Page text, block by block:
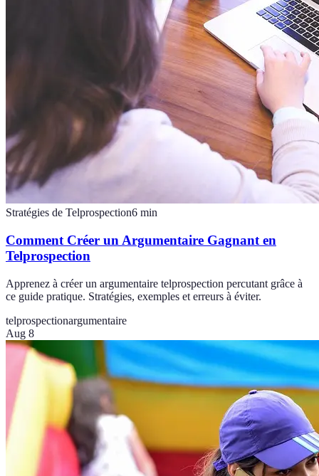
Stratégies de Telprospection6 min
Comment Créer un Argumentaire Gagnant en
Telprospection
Apprenez à créer un argumentaire telprospection percutant grâce à
ce guide pratique. Stratégies, exemples et erreurs à éviter.
telprospectionargumentaire
Aug 8